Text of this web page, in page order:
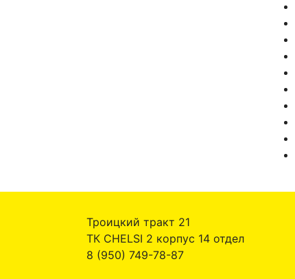
Троицкий тракт 21
ТК CHELSI 2 корпус 14 отдел
8 (950) 749-78-87